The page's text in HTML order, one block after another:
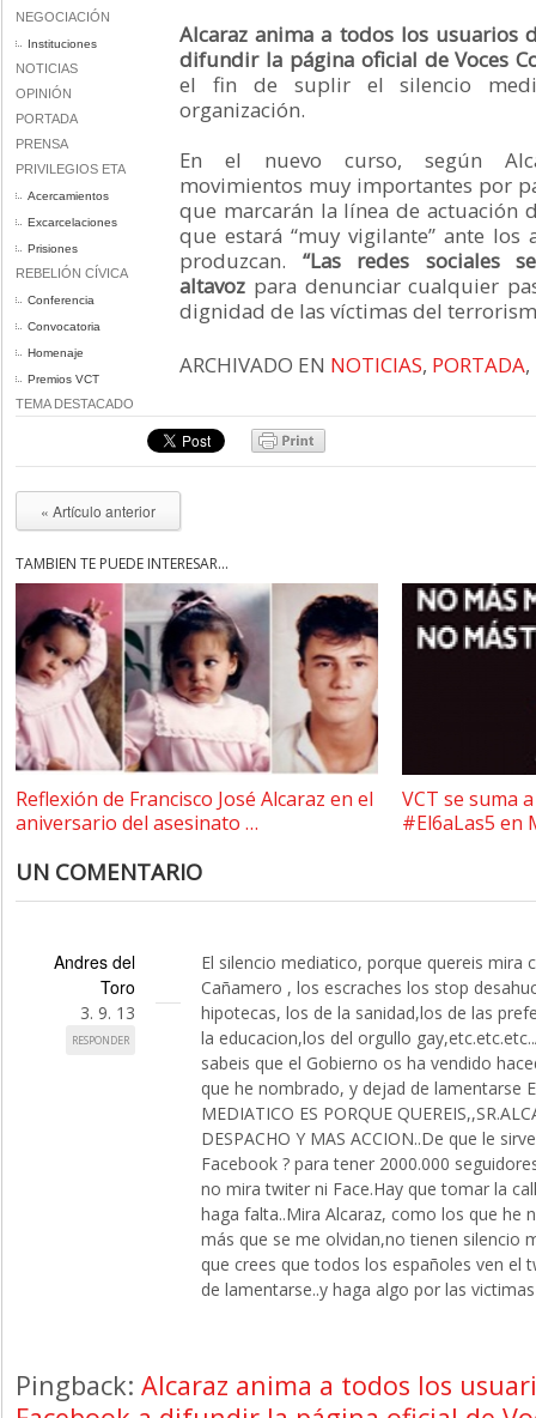
NEGOCIACIÓN
Instituciones
NOTICIAS
OPINIÓN
PORTADA
PRENSA
PRIVILEGIOS ETA
Acercamientos
Excarcelaciones
Prisiones
REBELIÓN CÍVICA
Conferencia
Convocatoria
Homenaje
Premios VCT
TEMA DESTACADO
Alcaraz anima a todos los usuarios
difundir la página oficial de Voces
el fin de suplir el silencio
organización.
En el nuevo curso, según
movimientos muy importantes por
que marcarán la línea de actuación
que estará “muy vigilante” ante los
produzcan. “Las redes sociales
altavoz para denunciar cualquier
dignidad de las víctimas del
ARCHIVADO EN NOTICIAS, PORTADA,
« Artículo anterior
TAMBIÉN TE PUEDE INTERESAR...
Reflexión de Francisco José Alcaraz en el
aniversario del asesinato …
VCT se suma
#El6aLas5 en
UN COMENTARIO
Andres del
Toro
3. 9. 13
RESPONDER
El silencio mediatico, porque quereis mira
Cañamero , los escraches los stop
hipotecas, los de la sanidad,los de las
la educacion,los del orgullo
sabeis que el Gobierno os ha vendido
que he nombrado, y dejad de lamentarse
MEDIATICO ES PORQUE
DESPACHO Y MAS ACCION..De que le
Facebook ? para tener 2000.000
no mira twiter ni Face.Hay que tomar la
haga falta..Mira Alcaraz, como los que he
más que se me olvidan,no tienen silencio
que crees que todos los españoles ven el
de lamentarse..y haga algo por las victimas
Pingback: Alcaraz anima a todos los